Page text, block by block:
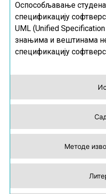
Методе
Оспособљавање
спецификацију
UML (Unified
знањима и вештинама
спецификацију